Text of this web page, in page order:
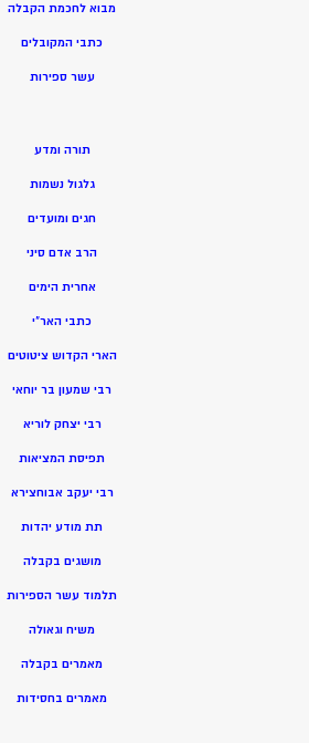
מבוא לחכמת הקבלה
כתבי המקובלים
עשר ספירות
תורה ומדע
גלגול נשמות
חגים ומועדים
הרב אדם סיני
אחרית הימים
כתבי האר”י
הארי הקדוש ציטוטים
רבי שמעון בר יוחאי
רבי יצחק לוריא
תפיסת המציאות
רבי יעקב אבוחצירא
תת מודע יהדות
מושגים בקבלה
תלמוד עשר הספירות
משיח וגאולה
מאמרים בקבלה
מאמרים בחסידות